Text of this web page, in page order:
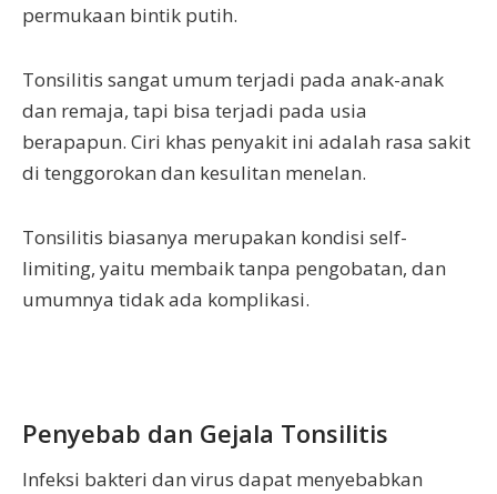
permukaan bintik putih.
Tonsilitis sangat umum terjadi pada anak-anak
dan remaja, tapi bisa terjadi pada usia
berapapun. Ciri khas penyakit ini adalah rasa sakit
di tenggorokan dan kesulitan menelan.
Tonsilitis biasanya merupakan kondisi self-
limiting, yaitu membaik tanpa pengobatan, dan
umumnya tidak ada komplikasi.
Penyebab dan Gejala Tonsilitis
Infeksi bakteri dan virus dapat menyebabkan